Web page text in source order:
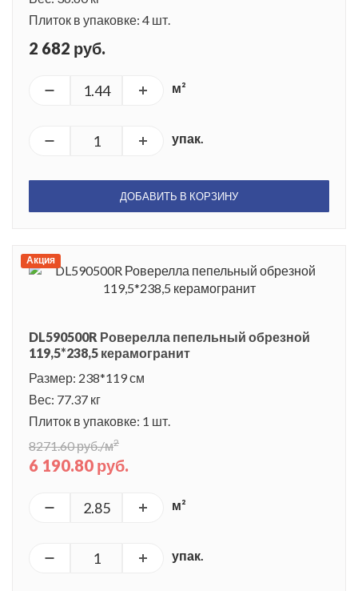
Плиток в упаковке: 4 шт.
2 682 руб.
м²
упак.
ДОБАВИТЬ В КОРЗИНУ
Акция
DL590500R Роверелла пепельный обрезной
119,5*238,5 керамогранит
Размер: 238*119 см
Вес: 77.37 кг
Плиток в упаковке: 1 шт.
8271.60 руб./м2
6 190.80 руб.
м²
упак.